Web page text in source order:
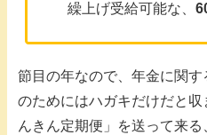
繰上げ受給可能な、
節目の年なので、年金に関
のためにはハガキだけだと
んきん定期便」を送って来る